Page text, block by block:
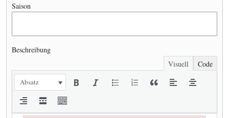
Saison
Beschreibung
Visuell
Code
Absatz